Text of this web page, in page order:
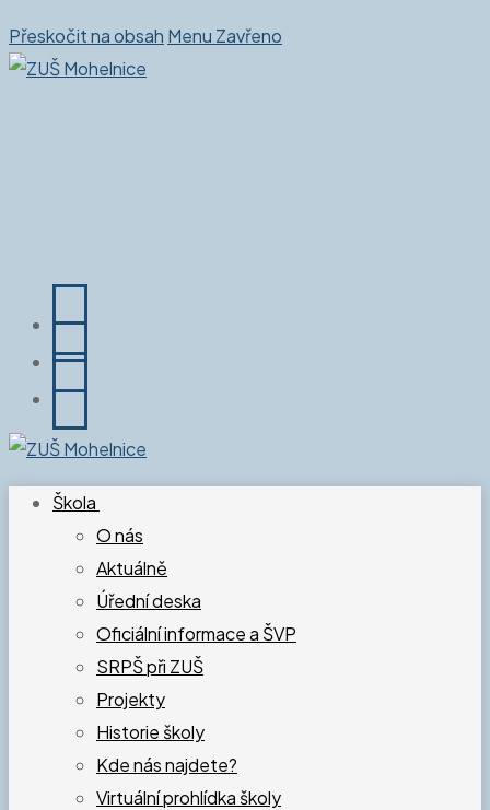
Přeskočit na obsah Menu Zavřeno
Škola
O nás
Aktuálně
Úřední deska
Oficiální informace a ŠVP
SRPŠ při ZUŠ
Projekty
Historie školy
Kde nás najdete?
Virtuální prohlídka školy